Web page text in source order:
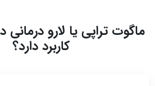
ماگوت تراپی یا لارو
کاربرد دارد؟